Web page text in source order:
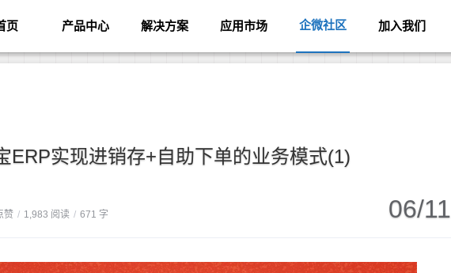
页 产品中心 解决方案 应用市场 企微社区 加入我们
ERP实现进销存+自助下单的业务模式(1)
赞 / 1,983 阅读 / 671 字 06/11